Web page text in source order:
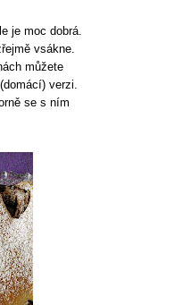
je moc dobrá.
vsákne.
můžete
verzi.
se s ním